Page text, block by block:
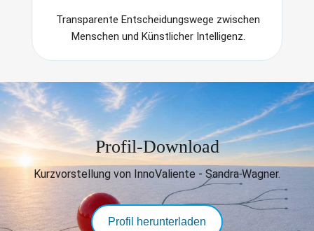
Transparente Entscheidungswege zwischen
Menschen und Künstlicher Intelligenz.
Profil-Download
Kurzvorstellung von InnoValiente - Sandra Wagner.
Profil herunterladen